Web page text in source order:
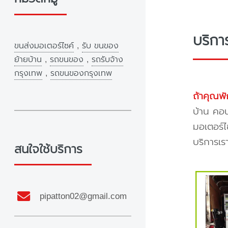
บริก
ถ้าคุณพั
บ้าน คอ
มอเตอ
บริการเ
ขนส่งมอเตอร์ไซค์ , รับ ขนของ
ย้ายบ้าน , รถขนของ , รถรับจ้าง
กรุงเทพ , รถขนของกรุงเทพ
สนใจใช้บริการ
pipatton02@gmail.com